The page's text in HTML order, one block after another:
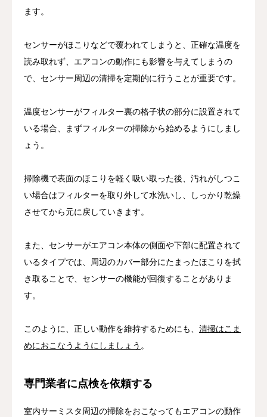
ます。
センサーがほこりなどで覆われてしまうと、正確な温度を
読み取れず、エアコンの動作にも影響を与えてしまうの
で、センサー周辺の清掃を定期的に行うことが重要です。
温度センサーがフィルター裏の格子状の部分に設置されて
いる場合、まずフィルターの掃除から始めるようにしまし
ょう。
掃除機で表面のほこりを軽く吸い取った後、汚れがしつこ
い場合はフィルターを取り外して水洗いし、しっかり乾燥
させてから元に戻していきます。
また、センサーがエアコン本体の側面や下部に配置されて
いるタイプでは、周辺のカバー部分にたまったほこりを拭
き取ることで、センサーの機能が回復することがありま
す。
このように、正しい動作を維持するためにも、 清掃はこま
めにおこなうようにしましょう 。
専門業者に点検を依頼する
室内サーミスタ周辺の掃除をおこなってもエアコンの動作